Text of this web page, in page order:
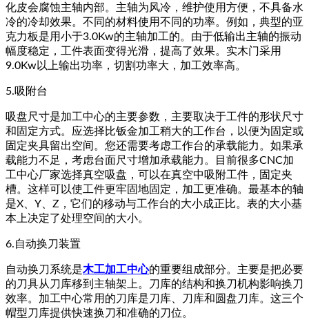
化皮会腐蚀主轴内部。主轴为风冷，维护使用方便，不具备水
冷的冷却效果。不同的材料使用不同的功率。例如，典型的亚
克力板是用小于3.0Kw的主轴加工的。由于低输出主轴的振动
幅度稳定，工件表面变得光滑，提高了效果。实木门采用
9.0Kw以上输出功率，切割功率大，加工效率高。
5.吸附台
吸盘尺寸是加工中心的主要参数，主要取决于工件的形状尺寸
和固定方式。应选择比钣金加工稍大的工作台，以便为固定或
固定夹具留出空间。您还需要考虑工作台的承载能力。如果承
载能力不足，考虑台面尺寸增加承载能力。目前很多CNC加
工中心厂家选择真空吸盘，可以在真空中吸附工件，固定夹
槽。这样可以使工件更牢固地固定，加工更准确。最基本的轴
是X、Y、Z，它们的移动与工作台的大小成正比。表的大小基
本上决定了处理空间的大小。
6.自动换刀装置
自动换刀系统是木工加工中心的重要组成部分。主要是把必要
的刀具从刀库移到主轴架上。刀库的结构和换刀机构影响换刀
效率。加工中心常用的刀库是刀库、刀库和圆盘刀库。这三个
帽型刀库提供快速换刀和准确的刀位。